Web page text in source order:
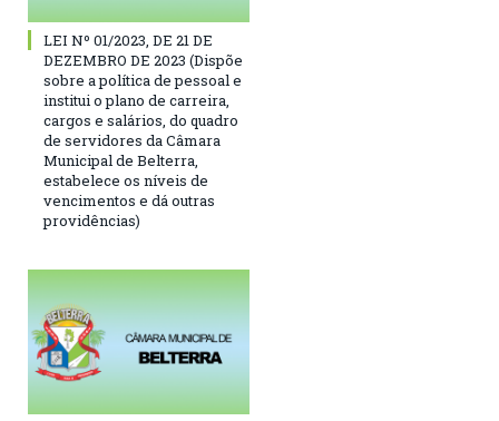
LEI Nº 01/2023, DE 21 DE
DEZEMBRO DE 2023 (Dispõe
sobre a política de pessoal e
institui o plano de carreira,
cargos e salários, do quadro
de servidores da Câmara
Municipal de Belterra,
estabelece os níveis de
vencimentos e dá outras
providências)